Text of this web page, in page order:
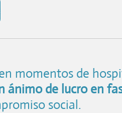
momentos de
ánimo de lucro en
social.